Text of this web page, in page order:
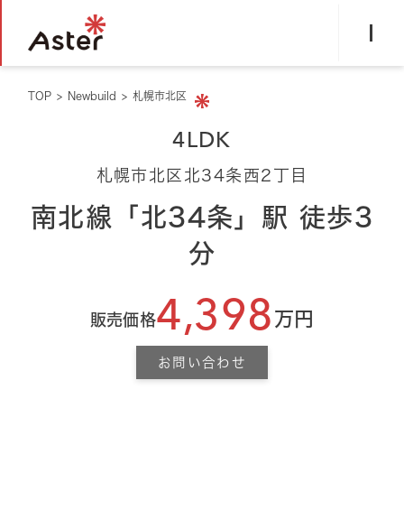
TOP > Newbuild > 札幌市北区
4LDK
札幌市北区北34条西2丁目
南北線「北34条」駅 徒歩3
分
販売価格4,398万円
お問い合わせ